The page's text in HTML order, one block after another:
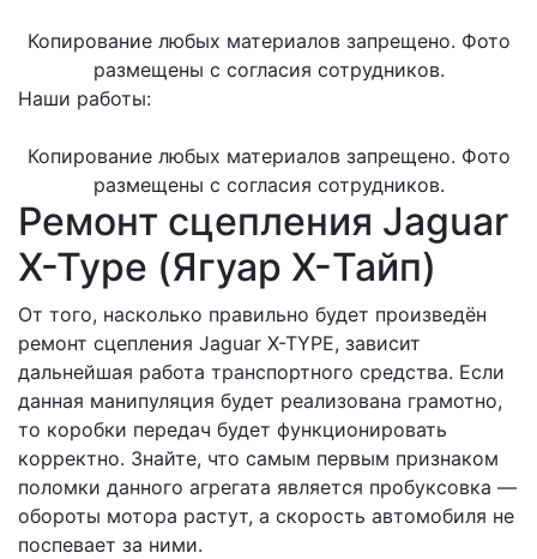
Копирование любых материалов запрещено. Фото
размещены с согласия сотрудников.
Наши работы:
Копирование любых материалов запрещено. Фото
размещены с согласия сотрудников.
Ремонт сцепления Jaguar
X-Type (Ягуар X-Тайп)
От того, насколько правильно будет произведён
ремонт сцепления Jaguar X-TYPE, зависит
дальнейшая работа транспортного средства. Если
данная манипуляция будет реализована грамотно,
то коробки передач будет функционировать
корректно. Знайте, что самым первым признаком
поломки данного агрегата является пробуксовка —
обороты мотора растут, а скорость автомобиля не
поспевает за ними.